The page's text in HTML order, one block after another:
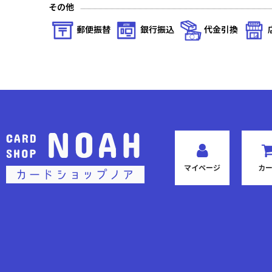
その他
郵便振替
銀行振込 代金引換
マイページ カ